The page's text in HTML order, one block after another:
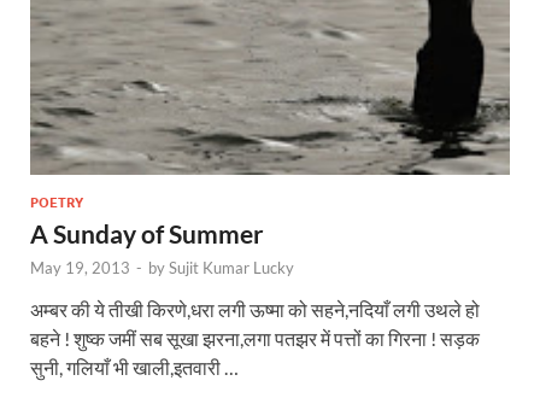
POETRY
A Sunday of Summer
May 19, 2013 - bySujit Kumar Lucky
अम्बर की ये तीखी किरणे,धरा लगी ऊष्मा को सहने,नदियाँ लगी उथले हो
बहने ! शुष्क जमीं सब सूखा झरना,लगा पतझर में पत्तों का गिरना ! सड़क
सुनी, गलियाँ भी खाली,इतवारी …